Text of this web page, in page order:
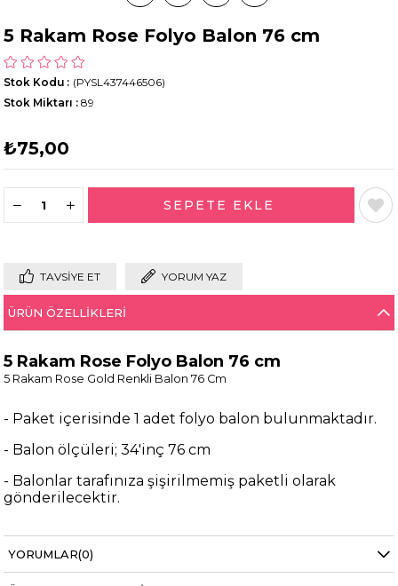
5 Rakam Rose Folyo Balon 76 cm
(PYSL437446506)
Stok Kodu
Stok Miktarı : 89
₺75,00
TAVSIYE ET YORUM YAZ
ÜRÜN ÖZELLIKLERI
5 Rakam Rose Folyo Balon 76 cm
5 Rakam Rose Gold Renkli Balon 76 Cm
- Paket içerisinde 1 adet folyo balon bulunmaktadır.
- Balon ölçüleri; 34'inç 76 cm
- Balonlar tarafınıza şişirilmemiş paketli olarak
gönderilecektir.
süreleri 5 gündür.
- Balon pompası veya pipet ile şişirilebilirsiniz.
YORUMLAR(0)